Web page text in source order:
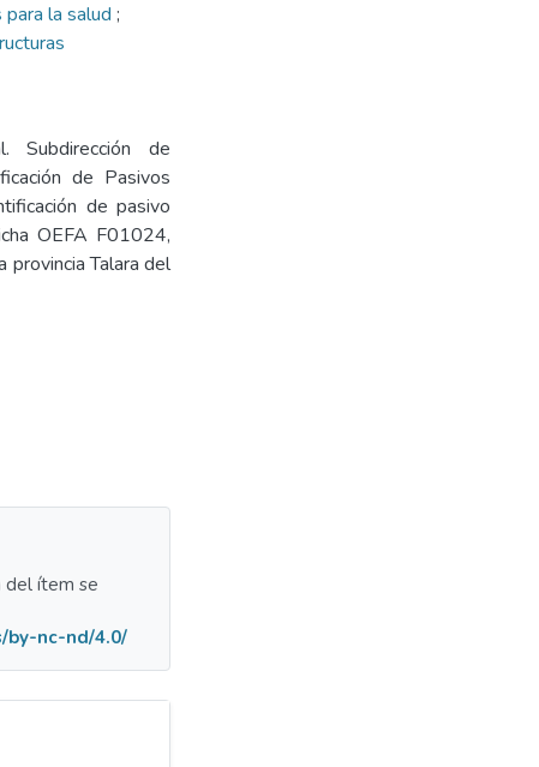
la salud ;
Subdirección de
de Pasivos
de pasivo
OEFA F01024,
provincia Talara del
del ítem se
by-nc-nd/4.0/